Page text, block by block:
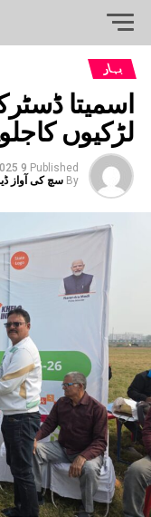
بہار
اسمیتا
لڑکیوں
Published
9 months ago
By سچ کی آواز